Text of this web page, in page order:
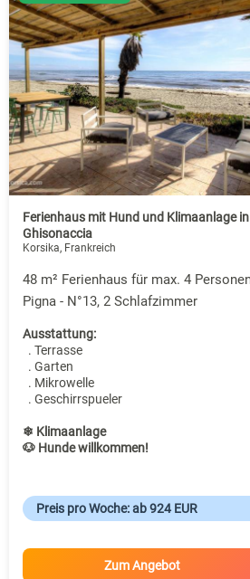
Ferienhaus mit Hund und Klimaanlage in
Ghisonaccia
Korsika, Frankreich
48 m² Ferienhaus für max. 4
Pigna - N°13, 2 Schlafzimmer
Ausstattung:
. Terrasse
. Garten
. Mikrowelle
. Geschirrspueler
❄ Klimaanlage
🐶 Hunde willkommen!
Preis pro Woche: ab 924 EUR
Zum Angebot